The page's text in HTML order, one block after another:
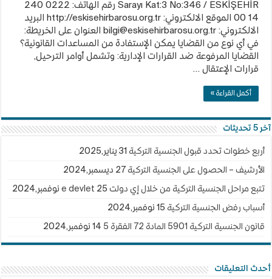
Sarayı Kat:3 No:346 / ESKİŞEHİR رقم الهاتف: 0222 240
14 00 الموقع الالكتروني: http://eskisehirbarosu.org.tr البريد
الالكتروني:bilgi@eskisehirbarosu.org.tr
العنوان على الخريطة:
في أي نوع من القضايا يمكن الإستفادة من المساعدات القانونية؟
القضايا المرفوعة ضد القرارات الإدارية: وتشمل أوامر الترحيل,
قرارات الإعتقال …
أكمل القراءة »
آخر 5 تحديثات
أربع خطوات تحدد قبول الجنسية التركية 31 يناير,2025
الأرشيف – الحصول على الجنسية التركية 27 ديسمبر,2024
تتبع مراحل الجنسية التركية من خلال إي دولت e devlet 25 نوفمبر,2024
أسباب رفض الجنسية التركية 15 نوفمبر,2024
قانون الجنسية التركية 5901 المادة 72 الفقرة 5 14 نوفمبر,2024
أحدث التعليقات